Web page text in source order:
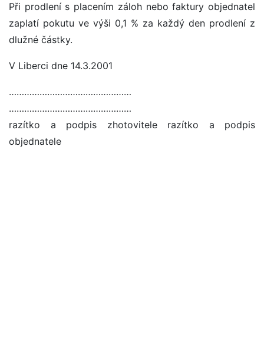
Při prodlení s placením záloh nebo faktury objednatel
zaplatí pokutu ve výši 0,1 % za každý den prodlení z
dlužné částky.
V Liberci dne 14.3.2001
…………………………………………
…………………………………………
razítko a podpis zhotovitele razítko a podpis
objednatele